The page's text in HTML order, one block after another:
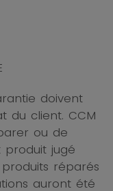
doivent
du client. CCM
ou de
jugé
réparés
auront été